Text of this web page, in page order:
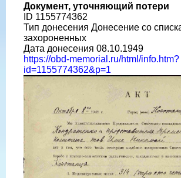
Документ, уточняющий потери
ID 1155774362
Тип донесения Донесение со
захороненных
Дата донесения 08.10.1949
https://obd-memorial.ru/html/info.htm?
id=1155774362&p=1